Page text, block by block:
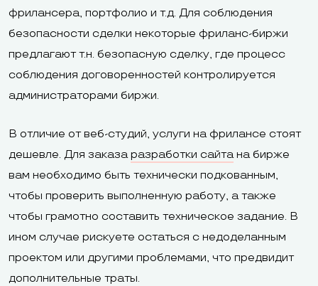
Нельзя
привязать на
бесплатном
тарифе, на
Combo, Unlimited
бесплатный
Можно
бесплатном
Доступно на
фрилансера, портфолио и т.д. Для соблюдения
безопасности сделки некоторые фриланс-биржи
предлагают т.н. безопасную сделку, где процесс
соблюдения договоренностей контролируется
администраторами биржи.
В отличие от веб-студий, услуги на фрилансе стоят
дешевле. Для заказаразработки сайтана бирже
вам необходимо быть технически подкованным,
чтобы проверить выполненную работу, а также
чтобы грамотно составить техническое задание. В
ином случае рискуете остаться с недоделанным
проектом или другими проблемами, что предвидит
дополнительные траты.